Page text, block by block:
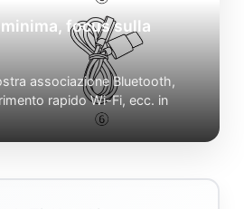
focus sulla
associazione Bluetooth,
rapido Wi-Fi, ecc. in